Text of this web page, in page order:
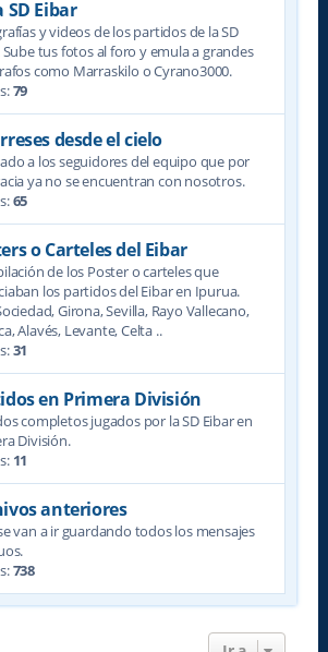
SD Eibar
y videos de los partidos de la SD
Sube tus fotos al foro y emula a grandes
como Marraskilo o Cyrano3000.
79
desde el cielo
a los seguidores del equipo que por
ya no se encuentran con nosotros.
65
o Carteles del Eibar
de los Poster o carteles que
los partidos del Eibar en Ipurua.
Girona, Sevilla, Rayo Vallecano,
Alavés, Levante, Celta ..
31
en Primera División
completos jugados por la SD Eibar en
División.
11
anteriores
van a ir guardando todos los mensajes
738